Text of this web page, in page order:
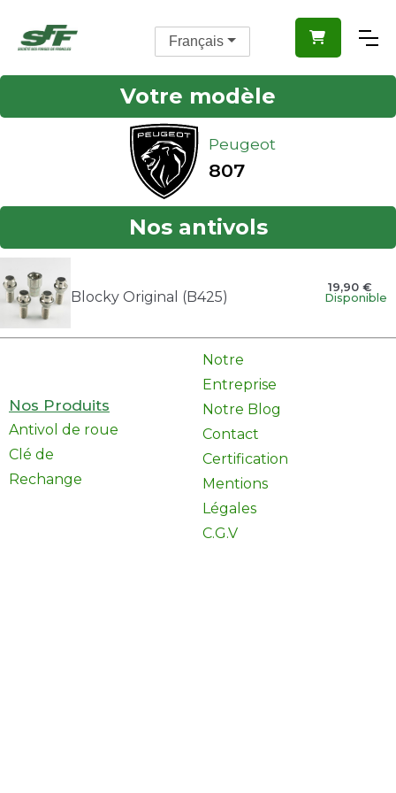

Votre modèle
Peugeot
807
Nos antivols
Blocky Original (B425)
19,90 €
Disponible
Nos Produits
Antivol de roue
Clé de
Rechange
Notre
Entreprise
Notre Blog
Contact
Certification
Mentions
Légales
C.G.V
Français